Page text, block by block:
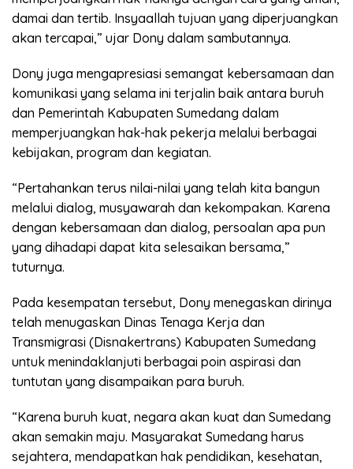
damai dan tertib. Insyaallah tujuan yang diperjuangkan
akan tercapai,” ujar Dony dalam sambutannya.
Dony juga mengapresiasi semangat kebersamaan dan
komunikasi yang selama ini terjalin baik antara buruh
dan Pemerintah Kabupaten Sumedang dalam
memperjuangkan hak-hak pekerja melalui berbagai
kebijakan, program dan kegiatan.
“Pertahankan terus nilai-nilai yang telah kita bangun
melalui dialog, musyawarah dan kekompakan. Karena
dengan kebersamaan dan dialog, persoalan apa pun
yang dihadapi dapat kita selesaikan bersama,”
tuturnya.
Pada kesempatan tersebut, Dony menegaskan dirinya
telah menugaskan Dinas Tenaga Kerja dan
Transmigrasi (Disnakertrans) Kabupaten Sumedang
untuk menindaklanjuti berbagai poin aspirasi dan
tuntutan yang disampaikan para buruh.
“Karena buruh kuat, negara akan kuat dan Sumedang
akan semakin maju. Masyarakat Sumedang harus
sejahtera, mendapatkan hak pendidikan, kesehatan,